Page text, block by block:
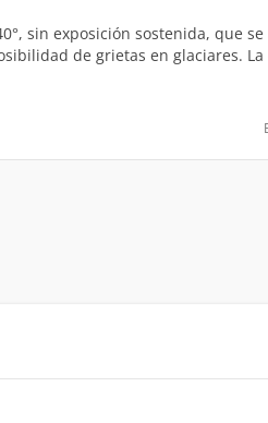
sin exposición sostenida, que
de grietas en glaciares.